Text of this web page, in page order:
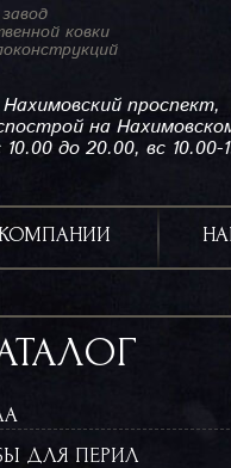
ковки
проспект,
на
до 20.00, вс 10.00-
ДЛЯ ПЕРИЛ